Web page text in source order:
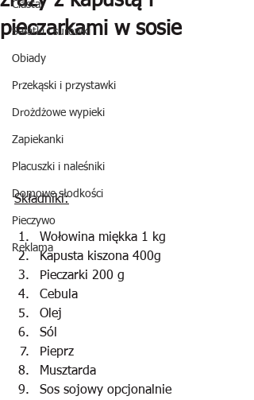
Ciasta
Sałatki i surówki
Obiady
Przekąski i przystawki
Drożdżowe wypieki
Zapiekanki
Placuszki i naleśniki
Domowe słodkości
Pieczywo
Reklama
pieczarkami w sosie
Składniki:
Wołowina miękka 1 kg
Kapusta kiszona 400g
Pieczarki 200 g
Cebula
Olej
Sól
Pieprz
Musztarda
Sos sojowy opcjonalnie